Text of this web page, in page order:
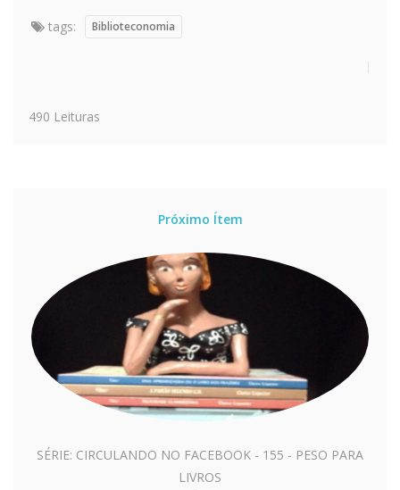
tags: Biblioteconomia
490 Leituras
Próximo Ítem
SÉRIE: CIRCULANDO NO FACEBOOK - 155 - PESO PARA
LIVROS